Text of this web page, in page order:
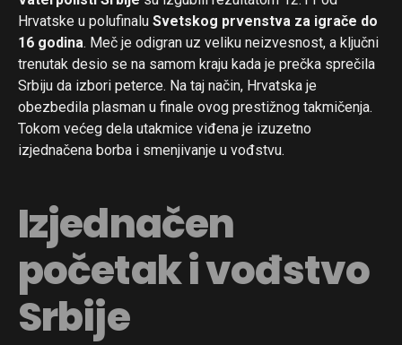
Hrvatske u polufinalu Svetskog prvenstva za igrače do
16 godina. Meč je odigran uz veliku neizvesnost, a ključni
trenutak desio se na samom kraju kada je prečka sprečila
Srbiju da izbori peterce. Na taj način, Hrvatska je
obezbedila plasman u finale ovog prestižnog takmičenja.
Tokom većeg dela utakmice viđena je izuzetno
izjednačena borba i smenjivanje u vođstvu.
Izjednačen
početak i vođstvo
Srbije